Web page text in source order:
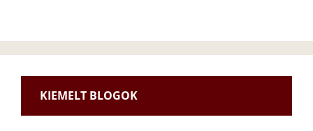
KIEMELT BLOGOK